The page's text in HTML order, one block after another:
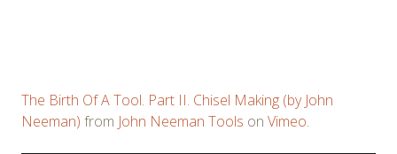
The Birth Of A Tool. Part II. Chisel Making (by John
Neeman) from John Neeman Tools on Vimeo.